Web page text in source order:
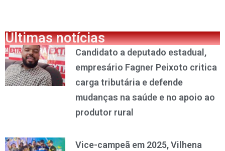
Últimas notícias
Candidato a deputado estadual,
empresário Fagner Peixoto critica
carga tributária e defende
mudanças na saúde e no apoio ao
produtor rural
Vice-campeã em 2025, Vilhena